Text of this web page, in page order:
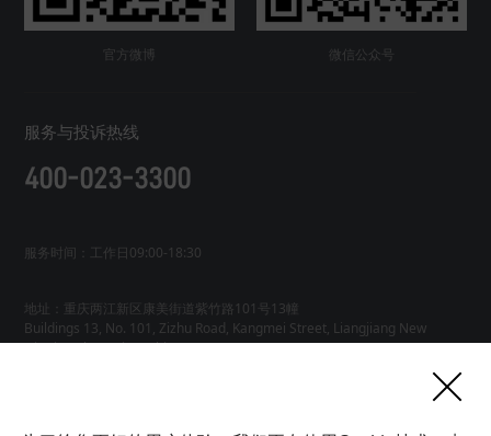
官方微博 微信公众号
服务与投诉热线
400-023-3300
服务时间：工作日09:00-18:30
地址：重庆两江新区康美街道紫竹路101号13幢
Buildings 13, No. 101, Zizhu Road, Kangmei Street, Liangjiang New